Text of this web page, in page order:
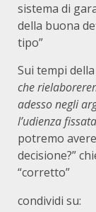
sistema di
della buona
tipo”
Sui tempi
che
adesso negli
l’udienza
potremo
decisione?”
“corretto”
condividi su: